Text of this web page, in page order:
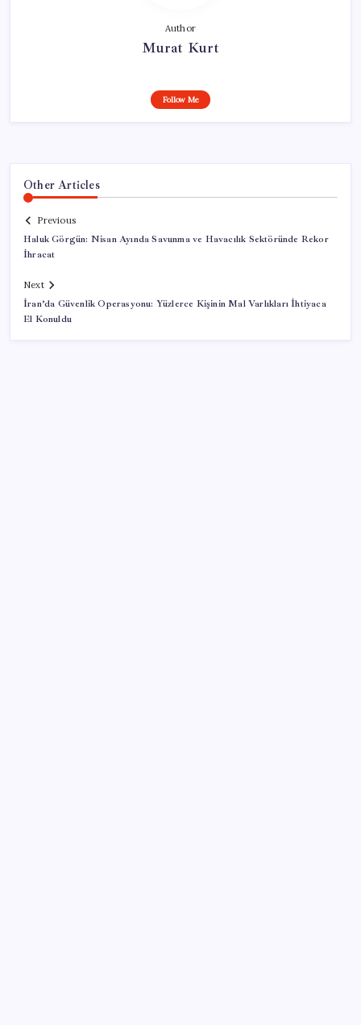
Author
Murat Kurt
Follow Me
Other Articles
Previous
Haluk Görgün: Nisan Ayında Savunma ve Havacılık Sektöründe Rekor
İhracat
Next
İran’da Güvenlik Operasyonu: Yüzlerce Kişinin Mal Varlıkları İhtiyaca
El Konuldu